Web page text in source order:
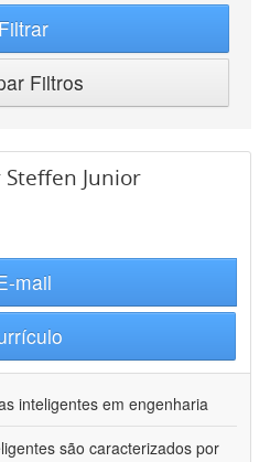
Filtrar
Filtros
Junior
mail
inteligentes em engenharia
são caracterizados por